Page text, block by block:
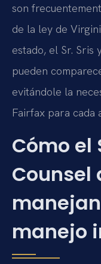
son
de la ley de
estado, el Sr. Sris
pueden
evitándole la
Fairfax para cada
Cómo el
Counsel
manejo